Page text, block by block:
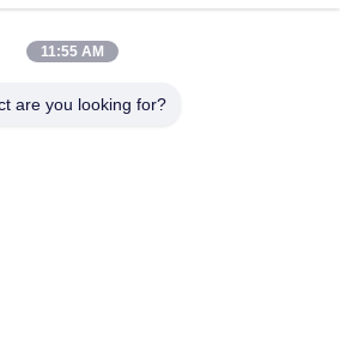
di
disturbo 30m del segnale
del telefono cellulare
11:55 AM
are you looking for?